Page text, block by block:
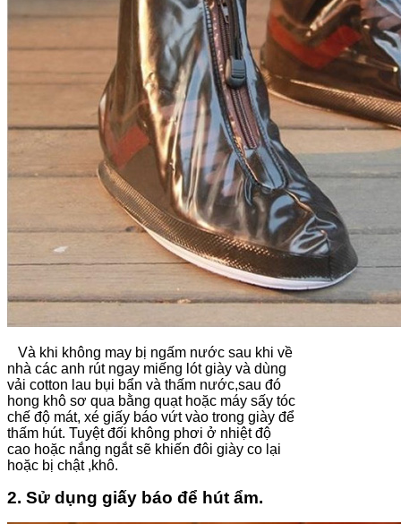
Và khi không may bị ngấm nước sau khi về
nhà các anh rút ngay miếng lót giày và dùng
vải cotton lau bụi bẩn và thấm nước,sau đó
hong khô sơ qua bằng quạt hoặc máy sấy tóc
chế độ mát, xé giấy báo vứt vào trong giày để
thấm hút. Tuyệt đối không phơi ở nhiệt độ
cao hoặc nắng ngắt sẽ khiến đôi giày co lại
hoặc bị chật ,khô.
2. Sử dụng giấy báo để hút ẩm.